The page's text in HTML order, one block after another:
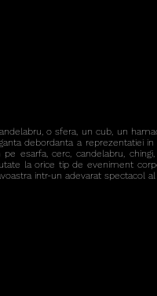
o sfera, un cub, un
debordanta a reprezentatiei
esarfa, cerc, candelabru,
la orice tip de eveniment
intr-un adevarat spectacol